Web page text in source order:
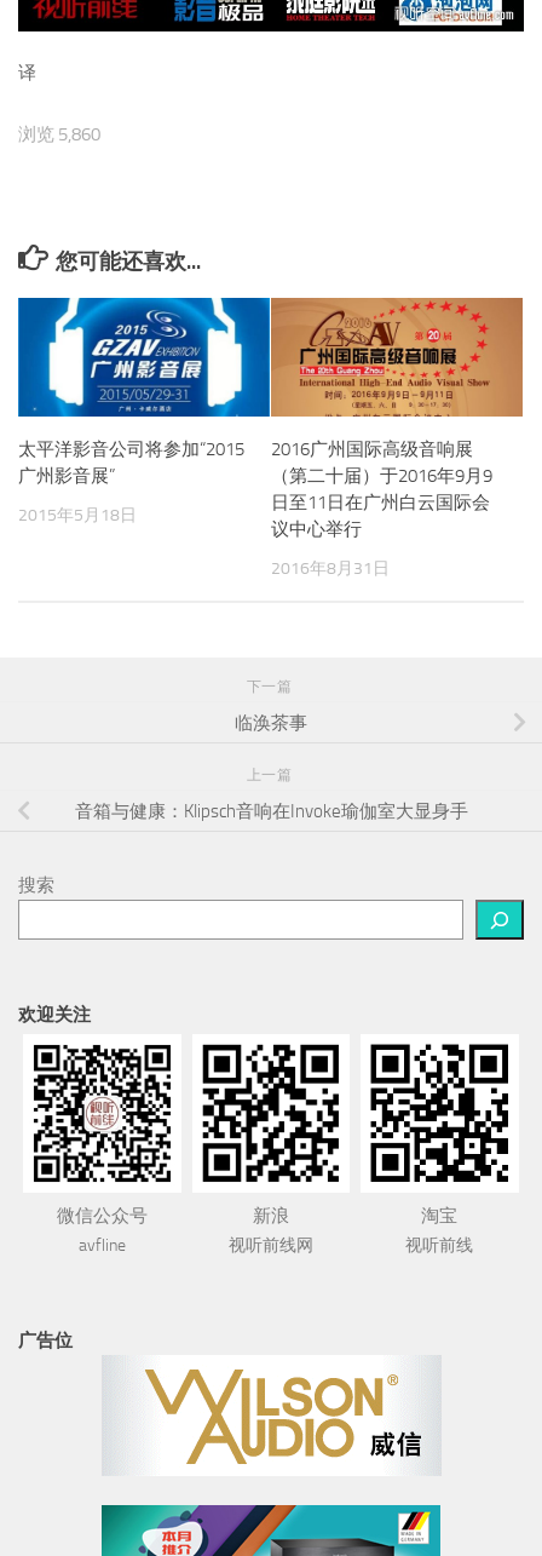
译
浏览 5,860
您可能还喜欢...
太平洋影音公司将参加“2015
广州影音展”
2015年5月18日
2016广州国际高级音响展
（第二十届）于2016年9月9
日至11日在广州白云国际会
议中心举行
2016年8月31日
下一篇
临涣茶事
上一篇
音箱与健康：Klipsch音响在Invoke瑜伽室大显身手
搜索
欢迎关注
微信公众号
avfline
新浪
视听前线网
淘宝
视听前线
广告位